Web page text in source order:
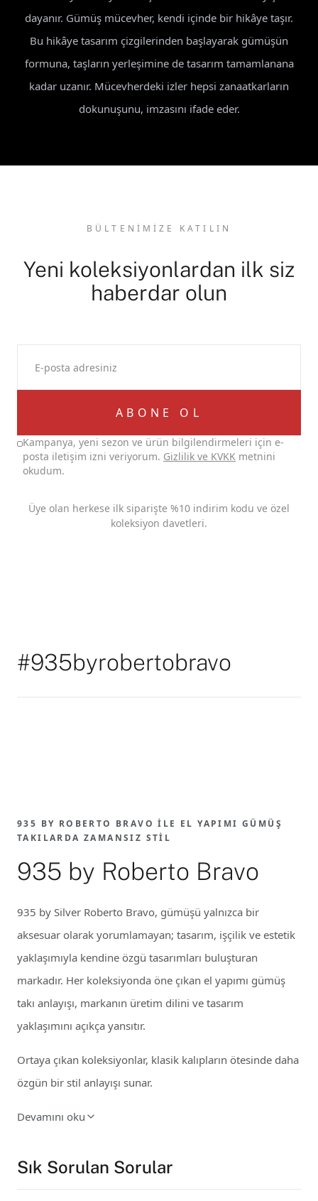
#935byrobertobravo
BÜLTENİMİZE KATILIN
Yeni koleksiyonlardan ilk siz
haberdar olun
ABONE OL
Kampanya, yeni sezon ve ürün bilgilendirmeleri için e-
posta iletişim izni veriyorum. Gizlilik ve KVKKmetnini
okudum.
Üye olan herkese ilk siparişte %10 indirim kodu ve özel
koleksiyon davetleri.
dayanır. Gümüş mücevher, kendi içinde bir hikâye taşır.
Bu hikâye tasarım çizgilerinden başlayarak gümüşün
formuna, taşların yerleşimine de tasarım tamamlanana
kadar uzanır. Mücevherdeki izler hepsi zanaatkarların
dokunuşunu, imzasını ifade eder.
935 BY ROBERTO BRAVO ILE EL YAPIMI GÜMÜŞ
TAKILARDA ZAMANSIZ STIL
935 by Roberto Bravo
935 by Silver Roberto Bravo, gümüşü yalnızca bir
aksesuar olarak yorumlamayan; tasarım, işçilik ve estetik
yaklaşımıyla kendine özgü tasarımları buluşturan
markadır. Her koleksiyonda öne çıkan el yapımı gümüş
takı anlayışı, markanın üretim dilini ve tasarım
yaklaşımını açıkça yansıtır.
Ortaya çıkan koleksiyonlar, klasik kalıpların ötesinde daha
özgün bir stil anlayışı sunar.
Devamını oku
Sık Sorulan Sorular